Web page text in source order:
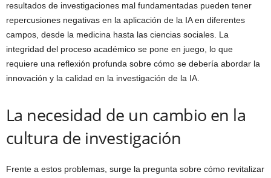
resultados de investigaciones mal fundamentadas pueden tener
repercusiones negativas en la aplicación de la IA en diferentes
campos, desde la medicina hasta las ciencias sociales. La
integridad del proceso académico se pone en juego, lo que
requiere una reflexión profunda sobre cómo se debería abordar la
innovación y la calidad en la investigación de la IA.
La necesidad de un cambio en la
cultura de investigación
Frente a estos problemas, surge la pregunta sobre cómo revitalizar